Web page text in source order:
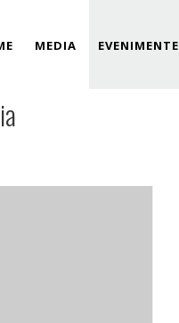
MEDIA EVENIMENTE